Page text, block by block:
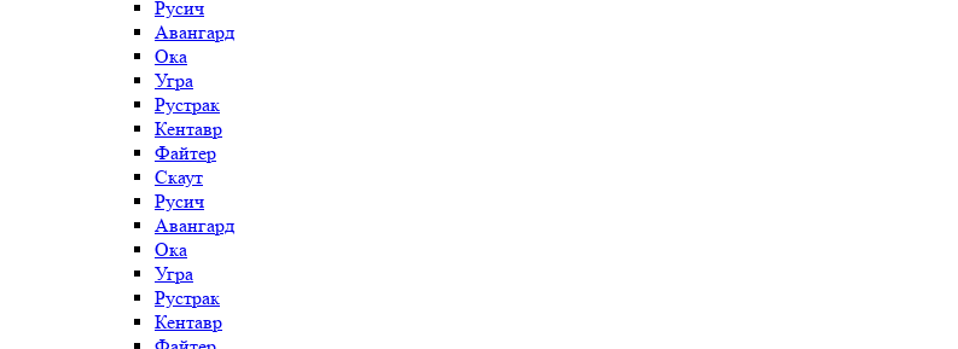
Русич
Авангард
Ока
Угра
Рустрак
Кентавр
Файтер
Скаут
Русич
Авангард
Ока
Угра
Рустрак
Кентавр